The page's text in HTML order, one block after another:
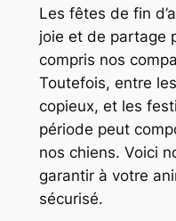
Les fêtes de fin
joie et de partage
compris nos
Toutefois, entre
copieux, et les
période peut
nos chiens. Voici
garantir à votre
sécurisé.